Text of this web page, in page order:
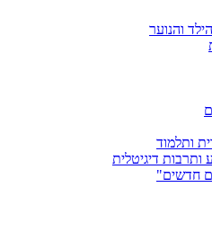
והנוער
ותלמוד
ותרבות דיגיטלית
חדשים"